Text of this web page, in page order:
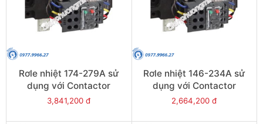
Rơle nhiệt 174-279A sử
dụng với Contactor
LC1E250-E400 - Model
3,841,200 đ
Rơle nhiệt 146-234A sử
dụng với Contactor
LC1E250-E400 - Model
2,664,200 đ